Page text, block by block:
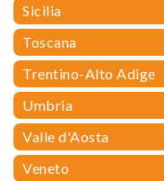
Sicilia
Toscana
Trentino-Alto Adige
Umbria
Valle d'Aosta
Veneto